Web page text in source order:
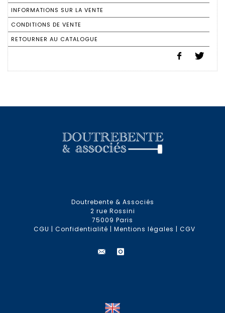
INFORMATIONS SUR LA VENTE
CONDITIONS DE VENTE
RETOURNER AU CATALOGUE
Doutrebente & Associés
2 rue Rossini
75009 Paris
CGU | Confidentialité | Mentions légales | CGV